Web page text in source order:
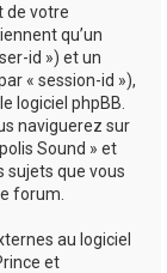
de votre
qu’un
id ») et un
« session-id »),
logiciel phpBB.
naviguerez sur
Sound » et
sujets que vous
forum.
au logiciel
et